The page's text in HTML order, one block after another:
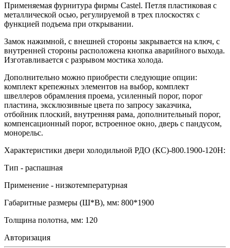
Применяемая фурнитура фирмы Castel. Петля пластиковая с
металлической осью, регулируемой в трех плоскостях с
функцией подъема при открывании.
Замок нажимной, с внешней стороны закрывается на ключ, с
внутренней стороны расположена кнопка аварийного выхода.
Изготавливается с разрывом мостика холода.
Дополнительно можно приобрести следующие опции:
комплект крепежных элементов на выбор, комплект
швеллеров обрамления проема, усиленный порог, порог
пластина, эксклюзивные цвета по запросу заказчика,
отбойник плоский, внутренняя рама, дополнительный порог,
компенсационный порог, встроенное окно, дверь с пандусом,
монорельс.
Характеристики двери холодильной РДО (КС)-800.1900-120Н:
Тип - распашная
Применение - низкотемпературная
Габаритные размеры (Ш*В), мм: 800*1900
Толщина полотна, мм: 120
Авторизация